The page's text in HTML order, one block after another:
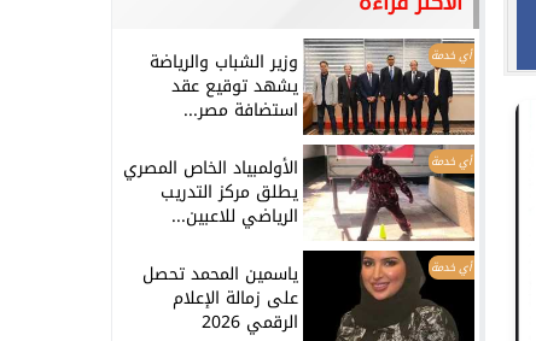
أي خدمة وزير الشباب والرياضة
يشهد توقيع عقد
استضافة مصر...
أي خدمة الأولمبياد الخاص المصري
يطلق مركز التدريب
الرياضي للاعبين...
أي خدمة ياسمين المحمد تحصل
على زمالة الإعلام
الرقمي 2026